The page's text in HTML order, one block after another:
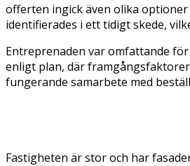
offerten ingick även olika
identifierades i ett tidigt skede,
Entreprenaden var omfattande
enligt plan, där
fungerande samarbete med
Fastigheten är stor och har